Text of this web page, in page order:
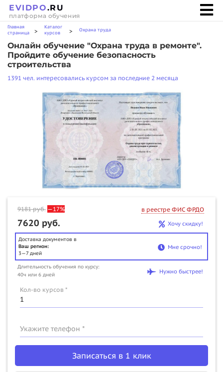
EVIDPO.RU
платформа обучения
Главная
страница
>
Каталог
курсов
> Охрана труда
Онлайн обучение "Охрана труда в ремонте".
Пройдите обучение безопасность
строительства
1391 чел. интересовались курсом за последние 2 месяца
9181руб. —17% в реестре ФИС ФРДО
7620 руб. Хочу скидку!
Доставка документов в
Ваш регион:
3—7 дней
Мне срочно!
Длительность обучения по курсу:
40ч или 6 дней
Нужно быстрее!
Кол-во курсов *
Укажите телефон *
Записаться в 1 клик